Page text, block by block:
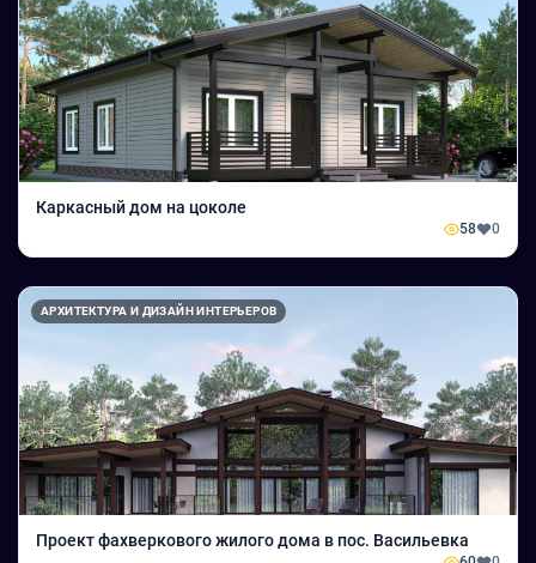
Каркасный дом на цоколе
58 0
АРХИТЕКТУРА И ДИЗАЙН ИНТЕРЬЕРОВ
Проект фахверкового жилого дома в пос. Васильевка